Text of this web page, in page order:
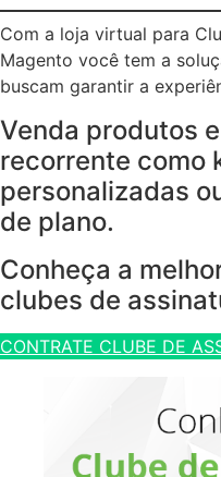
Com a loja virtual para
Magento você tem a
buscam garantir a
Venda produtos
recorrente como
personalizadas
de plano.
Conheça a
clubes de
CONTRATE CLUBE DE